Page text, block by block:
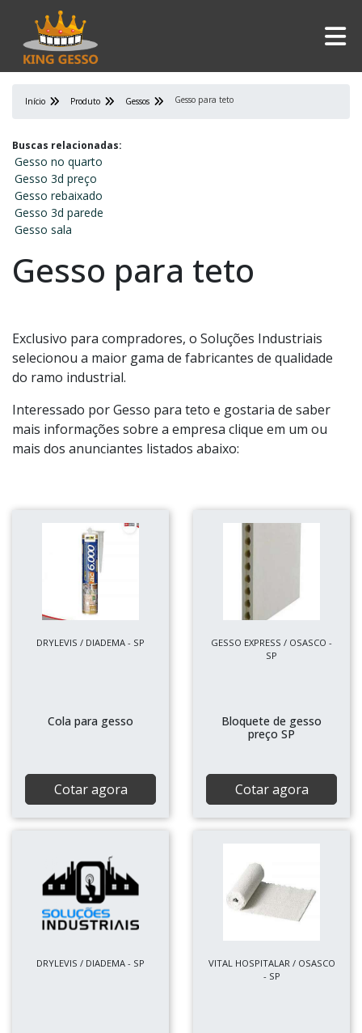
Início Produto Gessos Gesso para teto
Buscas relacionadas:
Gesso no quarto
Gesso 3d preço
Gesso rebaixado
Gesso 3d parede
Gesso sala
Gesso para teto
Exclusivo para compradores, o Soluções Industriais
selecionou a maior gama de fabricantes de qualidade
do ramo industrial.
Interessado por Gesso para teto e gostaria de saber
mais informações sobre a empresa clique em um ou
mais dos anunciantes listados abaixo:
DRYLEVIS / DIADEMA - SP
Cola para gesso
Cotar agora
GESSO EXPRESS / OSASCO -
SP
Bloquete de gesso
preço SP
Cotar agora
DRYLEVIS / DIADEMA - SP
VITAL HOSPITALAR / OSASCO
- SP